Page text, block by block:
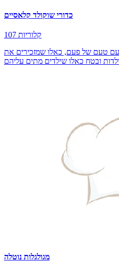
כדורי שוקולד קלאסיים
107 קלוריות
עם טעם של פעם, כאלו שמזכירים את
ובטח כאלו שילדים מתים עליהם
מגולגלות נוטלה